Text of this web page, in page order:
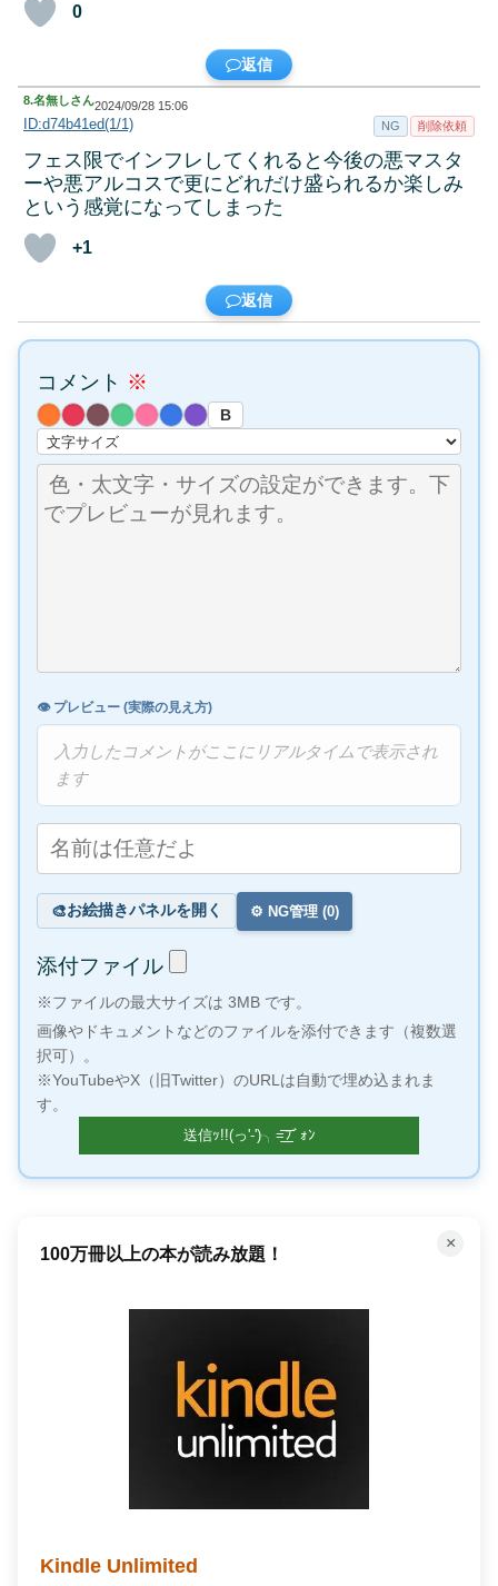
0
返信
8.名無しさん2024/09/28 15:06
ID:d74b41ed(1/1) NG 削除依頼
フェス限でインフレしてくれると今後の悪マスタ
ーや悪アルコスで更にどれだけ盛られるか楽しみ
という感覚になってしまった
+1
返信
コメント ※
B
👁️ プレビュー (実際の見え方)
入力したコメントがここにリアルタイムで表示され
ます
🎨お絵描きパネルを開く ⚙️ NG管理 (0)
添付ファイル
※ファイルの最大サイズは 3MB です。
画像やドキュメントなどのファイルを添付できます（複数選
択可）。
※YouTubeやX（旧Twitter）のURLは自動で埋め込まれま
す。
×
100万冊以上の本が読み放題！
Kindle Unlimited